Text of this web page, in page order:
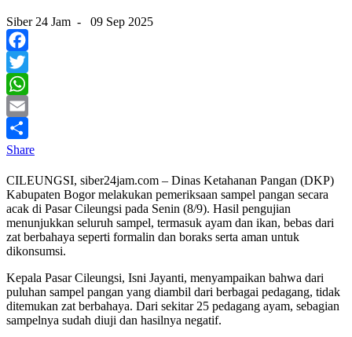
Siber 24 Jam - 09 Sep 2025
Facebook
Twitter
WhatsApp
Email
Share
CILEUNGSI, siber24jam.com – Dinas Ketahanan Pangan (DKP)
Kabupaten Bogor melakukan pemeriksaan sampel pangan secara
acak di Pasar Cileungsi pada Senin (8/9). Hasil pengujian
menunjukkan seluruh sampel, termasuk ayam dan ikan, bebas dari
zat berbahaya seperti formalin dan boraks serta aman untuk
dikonsumsi.
Kepala Pasar Cileungsi, Isni Jayanti, menyampaikan bahwa dari
puluhan sampel pangan yang diambil dari berbagai pedagang, tidak
ditemukan zat berbahaya. Dari sekitar 25 pedagang ayam, sebagian
sampelnya sudah diuji dan hasilnya negatif.